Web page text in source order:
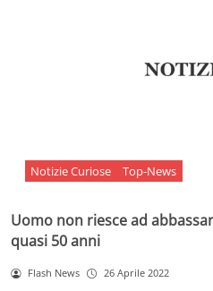
Notizie Curiose Top-News
Uomo non riesce ad
quasi 50 anni
Flash News 26 Aprile 2022